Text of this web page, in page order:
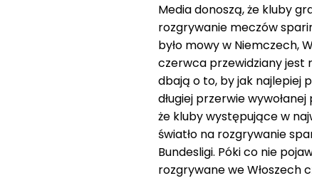
Media donoszą, że kluby
rozgrywanie meczów
było mowy w Niemczech,
czerwca przewidziany jest
dbają o to, by jak najlepiej
długiej przerwie
że kluby występujące w
światło na rozgrywanie
Bundesligi. Póki co nie
rozgrywane we Włoszech